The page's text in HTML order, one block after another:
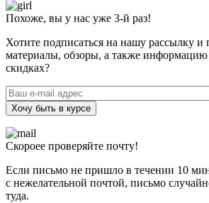
Похоже, вы у нас уже 3-й раз!
Хотите подписаться на нашу рассылку и
материалы, обзоры, а также информацию
скидках?
Хочу быть в курсе
Скороее проверяйте почту!
Если письмо не пришло в течении 10
с нежелательной почтой, письмо
туда.